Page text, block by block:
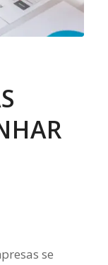
se